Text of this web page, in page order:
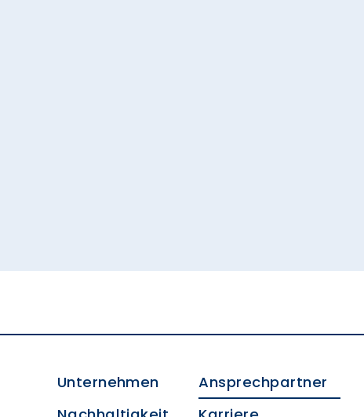
Unternehmen
Ansprechpartner